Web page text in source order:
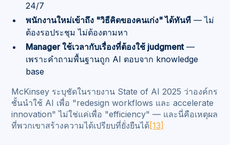
24/7
พนักงานใหม่เข้าถึง "วิธีคิดของคนเก่ง" ได้ทันที — ไม่
ต้องรอประชุม ไม่ต้องตามหา
Manager ใช้เวลากับเรื่องที่ต้องใช้ judgment—
เพราะคำถามพื้นฐานถูก AI ตอบจาก knowledge
base
McKinsey ระบุชัดในรายงาน State of AI 2025 ว่าองค์กร
ชั้นนำใช้ AI เพื่อ "redesign workflows และ accelerate
innovation" ไม่ใช่แค่เพื่อ "efficiency" — และนี่คือเหตุผล
ที่พวกเขาสร้างความได้เปรียบที่ยั่งยืนได้[13]